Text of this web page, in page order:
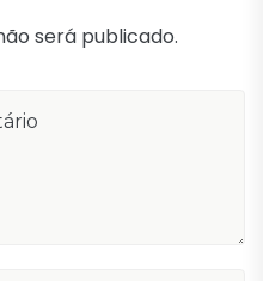
será publicado.